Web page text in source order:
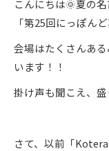
こんにちは🌞夏の
「第25回にっぽん
会場はたくさんあ
います！！
掛け声も聞こえ、
さて、以前「